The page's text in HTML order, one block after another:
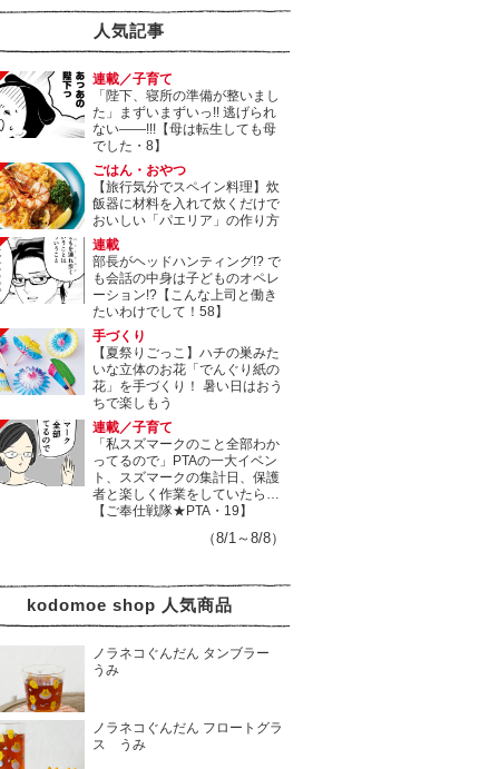
人気記事
連載／子育て
「陛下、寝所の準備が整いまし
た」まずいまずいっ!! 逃げられ
ない――!!!【母は転生しても母
でした・8】
ごはん・おやつ
【旅行気分でスペイン料理】炊
飯器に材料を入れて炊くだけで
おいしい「パエリア」の作り方
連載
部長がヘッドハンティング!? で
も会話の中身は子どものオペレ
ーション!?【こんな上司と働き
たいわけでして！58】
手づくり
【夏祭りごっこ】ハチの巣みた
いな立体のお花「でんぐり紙の
花」を手づくり！ 暑い日はおう
ちで楽しもう
連載／子育て
「私スズマークのこと全部わか
ってるので」PTAの一大イベン
ト、スズマークの集計日、保護
者と楽しく作業をしていたら…
【ご奉仕戦隊★PTA・19】
（8/1～8/8）
kodomoe shop 人気商品
ノラネコぐんだん タンブラー
うみ
ノラネコぐんだん フロートグラ
ス うみ